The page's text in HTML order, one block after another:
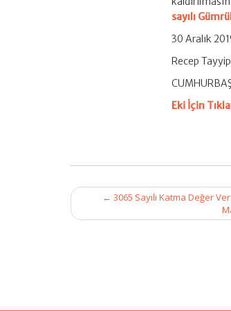
sayılı
30 Aralık
Recep
Eki İçin
Post
navigation
← 3065 Sayılı Katma Değer